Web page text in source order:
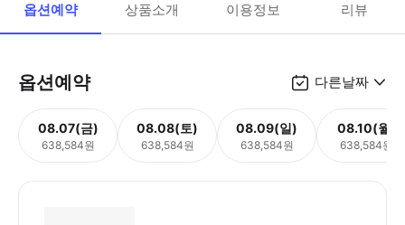
옵션예약 상품소개 이용정보 리뷰
옵션예약 다른날짜
08.07(금)
638,584원
08.08(토)
638,584원
08.09(일)
638,584원
08.10(월)
638,584원